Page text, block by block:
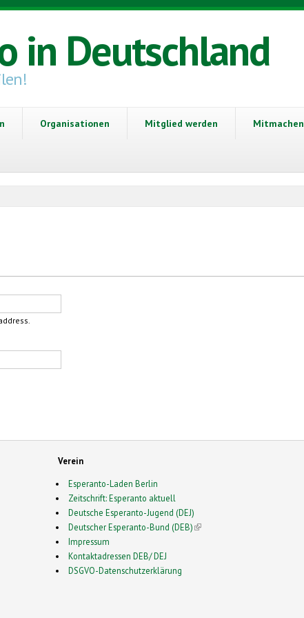
in Deutschland
Organisationen Mitglied werden Mitmachen
Verein
Esperanto-Laden Berlin
Zeitschrift: Esperanto aktuell
Deutsche Esperanto-Jugend (DEJ)
Deutscher Esperanto-Bund (DEB)(link is external)
Impressum
Kontaktadressen DEB/ DEJ
DSGVO-Datenschutzerklärung